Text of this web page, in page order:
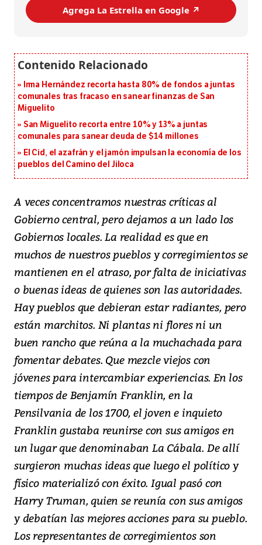
Agrega La Estrella en Google ↗️
Irma Hernández recorta hasta 80% de fondos a juntas
comunales tras fracaso en sanear finanzas de San
Miguelito
San Miguelito recorta entre 10% y 13% a juntas
comunales para sanear deuda de $14 millones
El Cid, el azafrán y el jamón impulsan la economía de los
pueblos del Camino del Jiloca
A veces concentramos nuestras críticas al
Gobierno central, pero dejamos a un lado los
Gobiernos locales. La realidad es que en
muchos de nuestros pueblos y corregimientos se
mantienen en el atraso, por falta de iniciativas
o buenas ideas de quienes son las autoridades.
Hay pueblos que debieran estar radiantes, pero
están marchitos. Ni plantas ni flores ni un
buen rancho que reúna a la muchachada para
fomentar debates. Que mezcle viejos con
jóvenes para intercambiar experiencias. En los
tiempos de Benjamín Franklin, en la
Pensilvania de los 1700, el joven e inquieto
Franklin gustaba reunirse con sus amigos en
un lugar que denominaban La Cábala. De allí
surgieron muchas ideas que luego el político y
físico materializó con éxito. Igual pasó con
Harry Truman, quien se reunía con sus amigos
y debatían las mejores acciones para su pueblo.
Los representantes de corregimientos son